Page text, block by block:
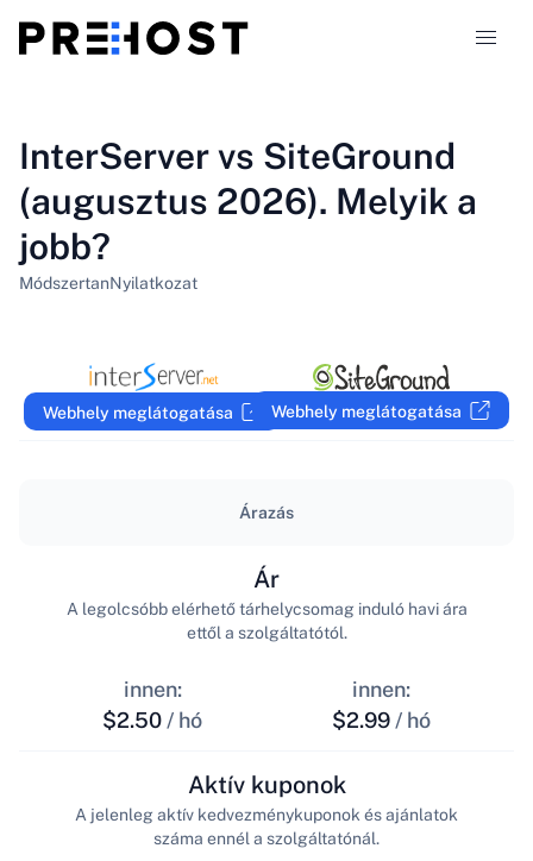
Összehasonlítások
Kuponok
HU
InterServer vs SiteGround
(augusztus 2026). Melyik a
jobb?
MódszertanNyilatkozat
Webhely meglátogatása Webhely meglátogatása
Árazás
innen:
$2.50/ hó
Ár
A legolcsóbb elérhető tárhelycsomag induló havi ára
ettől a szolgáltatótól.
innen:
$2.99 / hó
Aktív kuponok
A jelenleg aktív kedvezménykuponok és ajánlatok
száma ennél a szolgáltatónál.